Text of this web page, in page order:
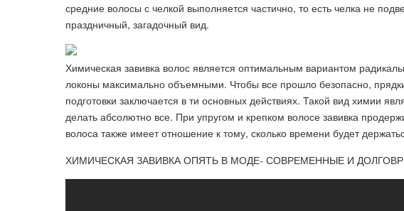
средние волосы с челкой выполняется частично, то есть челка не
праздничный, загадочный вид.
Химическая завивка волос является оптимальным вариантом
локоны максимально объемными. Чтобы все прошло безопасно,
подготовки заключается в ти основных действиях. Такой вид химии
делать абсолютно все. При упругом и крепком волосе завивка
волоса также имеет отношение к тому, сколько времени будет
ХИМИЧЕСКАЯ ЗАВИВКА ОПЯТЬ В МОДЕ- СОВРЕМЕННЫЕ И